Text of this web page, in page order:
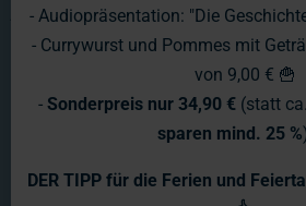
jetzt so langsam hektisch wird.
die Bilder an, könnte man fast
nächste Woche eröffnen könnten.
- Audiopräsentation: "Die
- Currywurst und Pommes mit
von 9,00 € 🍟
- Sonderpreis nur 34,90 € (statt
sparen mind. 25 %
DER TIPP für die Ferien und